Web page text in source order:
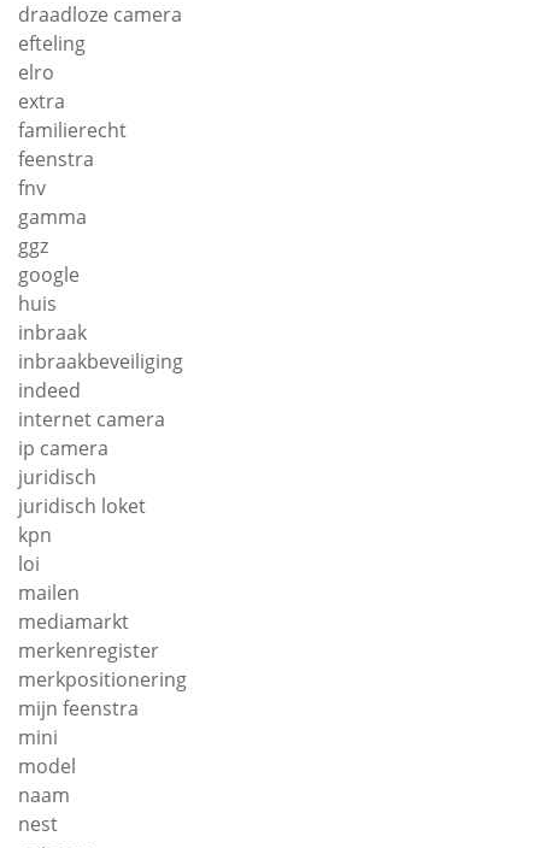
draadloze camera
efteling
elro
extra
familierecht
feenstra
fnv
gamma
ggz
google
huis
inbraak
inbraakbeveiliging
indeed
internet camera
ip camera
juridisch
juridisch loket
kpn
loi
mailen
mediamarkt
merkenregister
merkpositionering
mijn feenstra
mini
model
naam
nest